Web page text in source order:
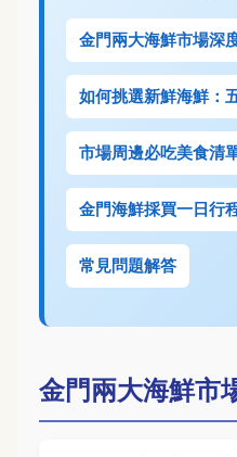
金門兩大海鮮市場深
如何挑選新鮮海鮮：
市場周邊必吃美食清
金門海鮮採買一日行
常見問題解答
金門兩大海鮮市